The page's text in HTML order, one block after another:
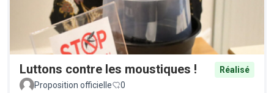
Luttons contre les moustiques !
Réalisé
Proposition officielle
0